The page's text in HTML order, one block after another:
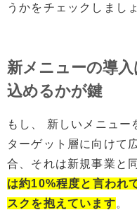
うかをチェックしまし
新メニューの導
込めるかが鍵
もし、 新しいメニュ
ターゲット層に向けて
合、それは新規事業と
は約10%程度と言われ
スクを抱えています。